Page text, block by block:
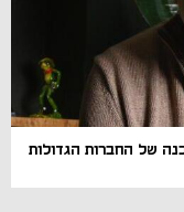
של החברות הגדולות